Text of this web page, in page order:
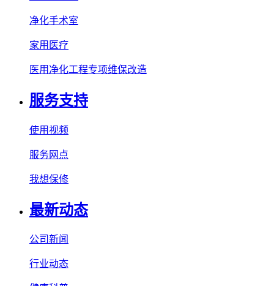
净化手术室
家用医疗
医用净化工程专项维保改造
服务支持
使用视频
服务网点
我想保修
最新动态
公司新闻
行业动态